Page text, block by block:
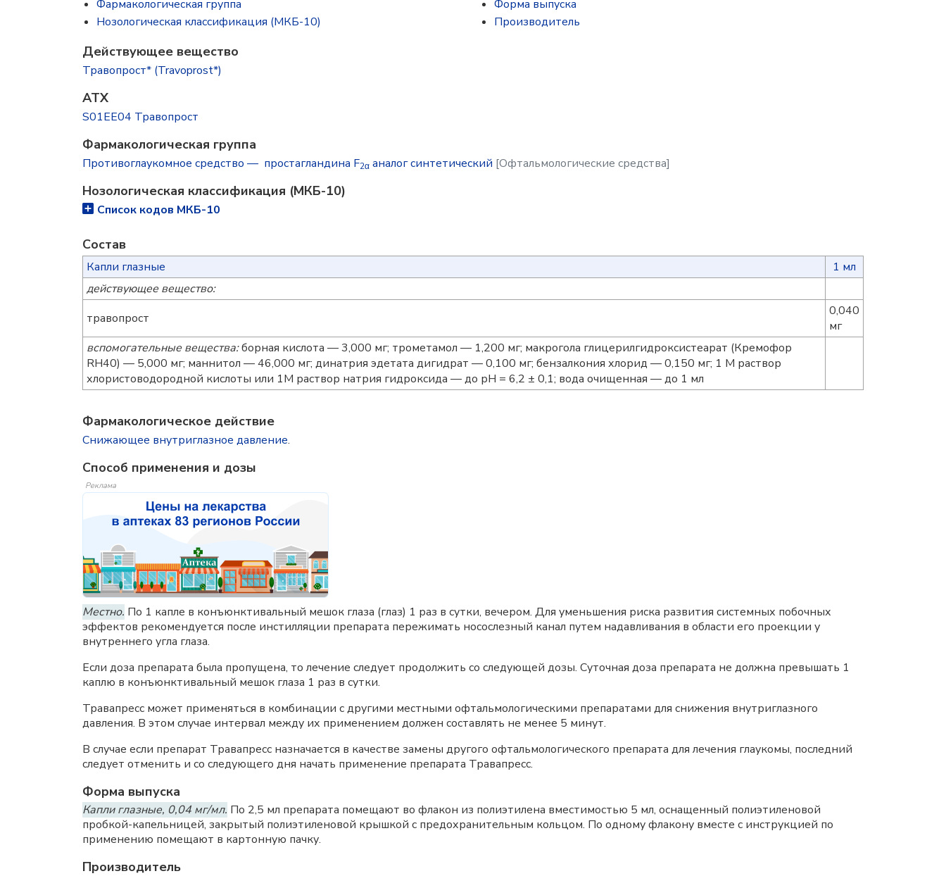
Фармакологическая группа
Нозологическая классификация (МКБ-10)
Форма выпуска
Производитель
Действующее вещество
Травопрост* (Travoprost*)
ATX
S01EE04 Травопрост
Фармакологическая группа
Противоглаукомное средство — простагландина F2α аналог синтетический [Офтальмологические средства]
Нозологическая классификация (МКБ-10)
Список кодов МКБ-10
Состав
Капли глазные
1 мл
действующее вещество:
травопрост
0,040
мг
вспомогательные вещества:борная кислота — 3,000 мг; трометамол — 1,200 мг; макрогола глицерилгидроксистеарат (Кремофор
RH40) — 5,000 мг; маннитол — 46,000 мг; динатрия эдетата дигидрат — 0,100 мг; бензалкония хлорид — 0,150 мг; 1 М раствор
хлористоводородной кислоты или 1М раствор натрия гидроксида — до рН = 6,2 ± 0,1; вода очищенная — до 1 мл
Фармакологическое действие
Снижающее внутриглазное давление.
Способ применения и дозы
Реклама
Местно. По 1 капле в конъюнктивальный мешок глаза (глаз) 1 раз в сутки, вечером. Для уменьшения риска развития системных побочных
эффектов рекомендуется после инстилляции препарата пережимать носослезный канал путем надавливания в области его проекции у
внутреннего угла глаза.
Если доза препарата была пропущена, то лечение следует продолжить со следующей дозы. Суточная доза препарата не должна превышать 1
каплю в конъюнктивальный мешок глаза 1 раз в сутки.
Травапресс может применяться в комбинации с другими местными офтальмологическими препаратами для снижения внутриглазного
давления. В этом случае интервал между их применением должен составлять не менее 5 минут.
В случае если препарат Травапресс назначается в качестве замены другого офтальмологического препарата для лечения глаукомы, последний
следует отменить и со следующего дня начать применение препарата Травапресс.
Форма выпуска
Капли глазные, 0,04 мг/мл. По 2,5 мл препарата помещают во флакон из полиэтилена вместимостью 5 мл, оснащенный полиэтиленовой
пробкой-капельницей, закрытый полиэтиленовой крышкой с предохранительным кольцом. По одному флакону вместе с инструкцией по
применению помещают в картонную пачку.
Производитель